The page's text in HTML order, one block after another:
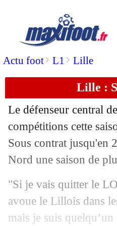
Actu foot> L1 > Lille
Lille :
Le défenseur central
compétitions cette
Sous contrat jusqu'en
Nord une saison de
"Si je vais quitter le
avoue le Lillois dans
mais je suis
Monaco : la
16/04 Europe:
16/04 PSG: Tuchel
16/04 OM: examens
16/04 Barça :
16/04 Juve: Allegri
Betis : Lo